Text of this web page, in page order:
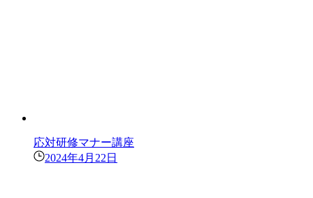
応対研修マナー講座
2024年4月22日